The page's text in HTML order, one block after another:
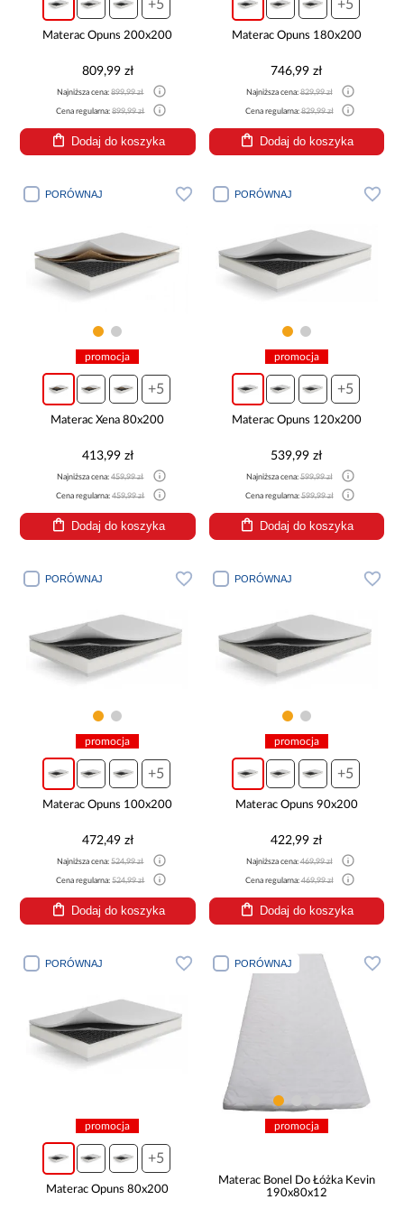
+5
Materac Opuns 200x200
809,99 zł
Najniższa cena:899,99 zł
Cena regularna:899,99 zł
Dodaj do koszyka
+5
Materac Opuns 180x200
746,99 zł
Najniższa cena:829,99 zł
Cena regularna:829,99 zł
Dodaj do koszyka
PORÓWNAJ
promocja
+5
Materac Xena 80x200
413,99 zł
Najniższa cena:459,99 zł
Cena regularna:459,99 zł
Dodaj do koszyka
PORÓWNAJ
promocja
+5
Materac Opuns 120x200
539,99 zł
Najniższa cena:599,99 zł
Cena regularna:599,99 zł
Dodaj do koszyka
PORÓWNAJ
promocja
+5
Materac Opuns 100x200
472,49 zł
Najniższa cena:524,99 zł
Cena regularna:524,99 zł
Dodaj do koszyka
PORÓWNAJ
promocja
+5
Materac Opuns 90x200
422,99 zł
Najniższa cena:469,99 zł
Cena regularna:469,99 zł
Dodaj do koszyka
PORÓWNAJ
promocja
+5
Materac Opuns 80x200
PORÓWNAJ
promocja
Materac Bonel Do Łóżka Kevin
190x80x12